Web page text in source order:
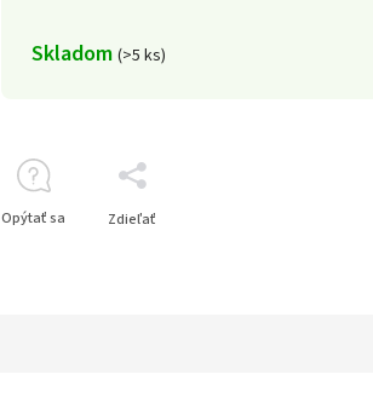
Skladom (>5 ks)
Opýtať sa Zdieľať